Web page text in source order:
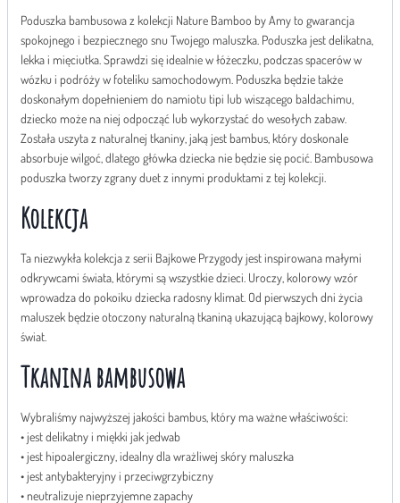
Poduszka bambusowa z kolekcji Nature Bamboo by Amy to gwarancja
spokojnego i bezpiecznego snu Twojego maluszka. Poduszka jest delikatna,
lekka i mięciutka. Sprawdzi się idealnie w łóżeczku, podczas spacerów w
wózku i podróży w foteliku samochodowym. Poduszka będzie także
doskonałym dopełnieniem do namiotu tipi lub wiszącego baldachimu,
dziecko może na niej odpocząć lub wykorzystać do wesołych zabaw.
Została uszyta z naturalnej tkaniny, jaką jest bambus, który doskonale
absorbuje wilgoć, dlatego główka dziecka nie będzie się pocić. Bambusowa
poduszka tworzy zgrany duet z innymi produktami z tej kolekcji.
Kolekcja
Ta niezwykła kolekcja z serii Bajkowe Przygody jest inspirowana małymi
odkrywcami świata, którymi są wszystkie dzieci. Uroczy, kolorowy wzór
wprowadza do pokoiku dziecka radosny klimat. Od pierwszych dni życia
maluszek będzie otoczony naturalną tkaniną ukazującą bajkowy, kolorowy
świat.
Tkanina bambusowa
Wybraliśmy najwyższej jakości bambus, który ma ważne właściwości:
• jest delikatny i miękki jak jedwab
• jest hipoalergiczny, idealny dla wrażliwej skóry maluszka
• jest antybakteryjny i przeciwgrzybiczny
• neutralizuje nieprzyjemne zapachy